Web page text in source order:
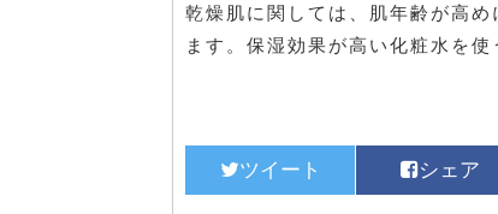
乾燥肌に関しては、肌年齢が高
ます。保湿効果が高い化粧水を